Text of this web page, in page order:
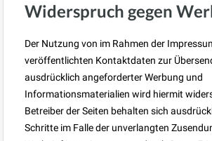
Widerspruch gegen
Der Nutzung von im Rahmen der
veröffentlichten Kontaktdaten zur
ausdrücklich angeforderter Werbung und
Informationsmaterialien wird hiermit
Betreiber der Seiten behalten sich
Schritte im Falle der unverlangten